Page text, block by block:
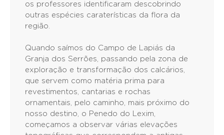
os professores identificaram descobrindo
outras espécies caraterísticas da flora da
região.
Quando saímos do Campo de Lapiás da
Granja dos Serrões, passando pela zona de
exploração e transformação dos calcários,
que servem como matéria prima para
revestimentos, cantarias e rochas
ornamentais, pelo caminho, mais próximo do
nosso destino, o Penedo do Lexim,
começamos a observar várias elevações